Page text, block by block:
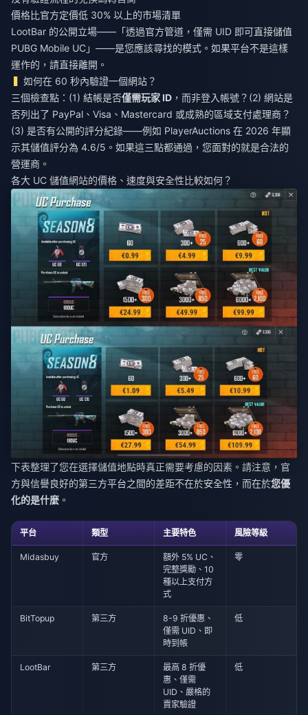
價格比官方定價低 30% 以上的市場清單
LootBar 的公開立場——「透過官方管道，僅需 UID 即可直接儲值
PUBG Mobile UC」——是您應該尋找的模式。如果平台不是這樣
運作的，請直接離開。
如何在 60 秒內驗證一個網站？
三個檢查點：(1) 結帳是否僅需玩家 ID ，而非登入帳號？(2) 網站是
否列出了 PayPal、Visa、Mastercard 或成熟的區域支付處理商？
(3) 是否有公開的評分紀錄——例如 PlayerAuctions 在 2026 年顯
示其儲值評分為 4.6/5。如果這三點都通過，您面對的就是合法的
營運商。
各大 UC 儲值網站的價格、速度與安全性比較如何？
下表整理了您在選擇儲值地點時真正需要考慮的因素。請注意，官
方與信譽良好的第三方平台之間的差距不在於安全性，而在於您優
化的是什麼 。
平台 類型 主要特色 風險等級
Midasbuy 官方
額外 5% UC、
完整獎勵、10
種以上支付方
式
零
BitTopup 第三方
8-9 折優惠、
僅需 UID、即
時到帳
低
LootBar 第三方
最高 8 折優
惠、僅需
UID、嚴格的
賣家驗證
低